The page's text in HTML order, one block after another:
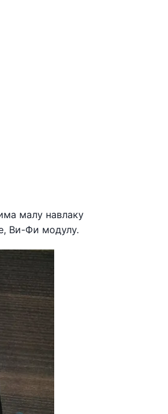
малу навлаку
Ви-Фи модулу.